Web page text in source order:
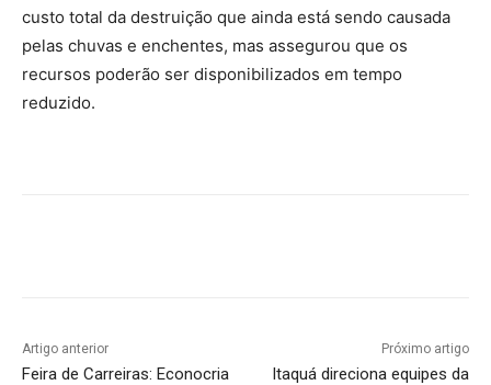
custo total da destruição que ainda está sendo causada
pelas chuvas e enchentes, mas assegurou que os
recursos poderão ser disponibilizados em tempo
reduzido.
Artigo anterior
Feira de Carreiras: Econocria
Próximo artigo
Itaquá direciona equipes da